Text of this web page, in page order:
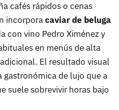
cafés rápidos o cenas
incorporacaviar de beluga
con vino Pedro Ximénez y
en menús de alta
El resultado visual
gastronómica de lujo que a
suele sobrevivir horas bajo